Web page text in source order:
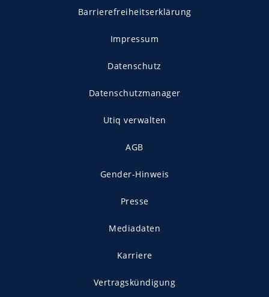
Barrierefreiheitserklärung
Impressum
Datenschutz
Datenschutzmanager
Utiq verwalten
AGB
Gender-Hinweis
Presse
Mediadaten
Karriere
Vertragskündigung